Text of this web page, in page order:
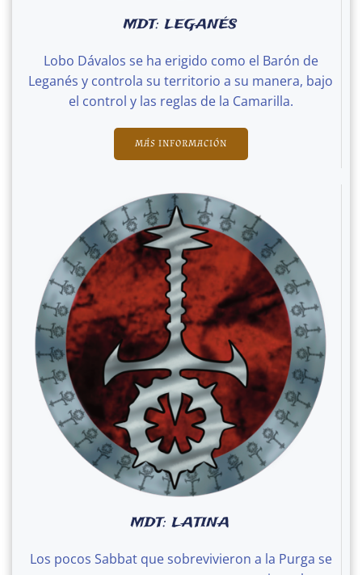
MDT: LEGANÉS
Lobo Dávalos se ha erigido como el Barón de
Leganés y controla su territorio a su manera, bajo
el control y las reglas de la Camarilla.
MÁS INFORMACIÓN
MDT: LATINA
Los pocos Sabbat que sobrevivieron a la Purga se